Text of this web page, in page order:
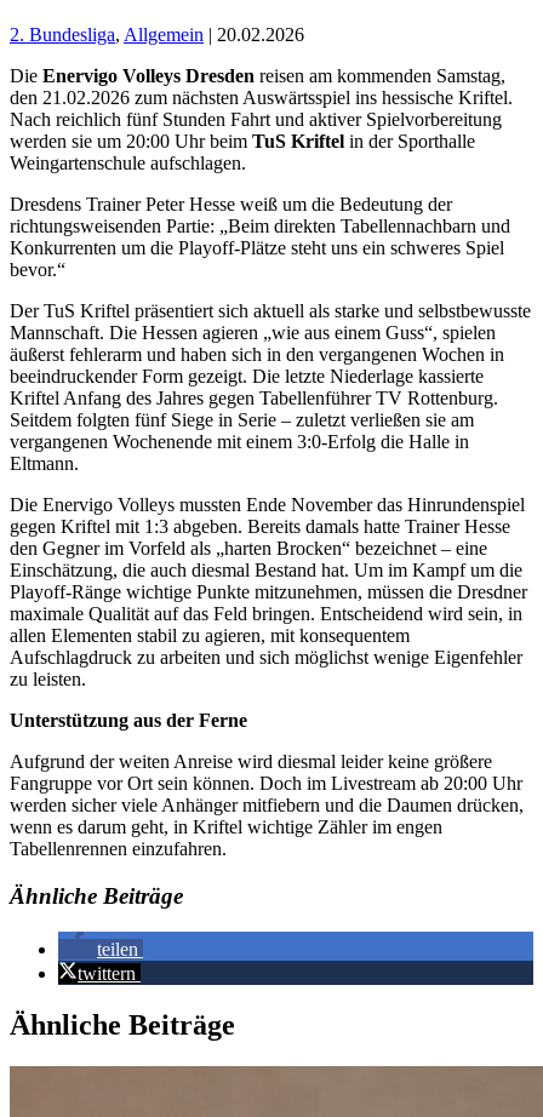
2. Bundesliga, Allgemein | 20.02.2026
Die Enervigo Volleys Dresden reisen am kommenden Samstag,
den 21.02.2026 zum nächsten Auswärtsspiel ins hessische Kriftel.
Nach reichlich fünf Stunden Fahrt und aktiver Spielvorbereitung
werden sie um 20:00 Uhr beim TuS Kriftel in der Sporthalle
Weingartenschule aufschlagen.
Dresdens Trainer Peter Hesse weiß um die Bedeutung der
richtungsweisenden Partie: „Beim direkten Tabellennachbarn und
Konkurrenten um die Playoff-Plätze steht uns ein schweres Spiel
bevor.“
Der TuS Kriftel präsentiert sich aktuell als starke und selbstbewusste
Mannschaft. Die Hessen agieren „wie aus einem Guss“, spielen
äußerst fehlerarm und haben sich in den vergangenen Wochen in
beeindruckender Form gezeigt. Die letzte Niederlage kassierte
Kriftel Anfang des Jahres gegen Tabellenführer TV Rottenburg.
Seitdem folgten fünf Siege in Serie – zuletzt verließen sie am
vergangenen Wochenende mit einem 3:0-Erfolg die Halle in
Eltmann.
Die Enervigo Volleys mussten Ende November das Hinrundenspiel
gegen Kriftel mit 1:3 abgeben. Bereits damals hatte Trainer Hesse
den Gegner im Vorfeld als „harten Brocken“ bezeichnet – eine
Einschätzung, die auch diesmal Bestand hat. Um im Kampf um die
Playoff-Ränge wichtige Punkte mitzunehmen, müssen die Dresdner
maximale Qualität auf das Feld bringen. Entscheidend wird sein, in
allen Elementen stabil zu agieren, mit konsequentem
Aufschlagdruck zu arbeiten und sich möglichst wenige Eigenfehler
zu leisten.
Unterstützung aus der Ferne
Aufgrund der weiten Anreise wird diesmal leider keine größere
Fangruppe vor Ort sein können. Doch im Livestream ab 20:00 Uhr
werden sicher viele Anhänger mitfiebern und die Daumen drücken,
wenn es darum geht, in Kriftel wichtige Zähler im engen
Tabellenrennen einzufahren.
Ähnliche Beiträge
teilen
twittern
Ähnliche Beiträge